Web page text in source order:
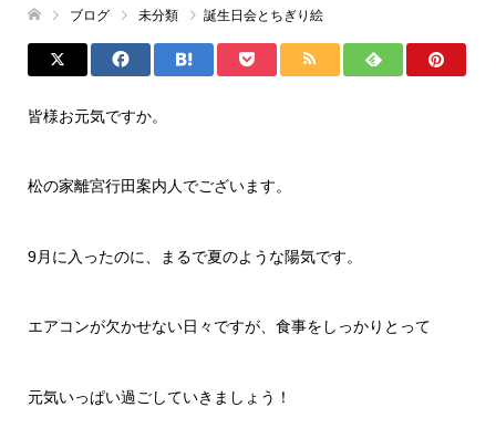
ブログ 未分類 誕生日会とちぎり絵
皆様お元気ですか。
松の家離宮行田案内人でございます。
9月に入ったのに、まるで夏のような陽気です。
エアコンが欠かせない日々ですが、食事をしっかりとって
元気いっぱい過ごしていきましょう！